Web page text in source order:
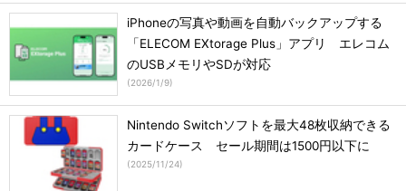
iPhoneの写真や動画を自動バックアップする
「ELECOM EXtorage Plus」アプリ エレコム
のUSBメモリやSDが対応
(2026/1/9)
Nintendo Switchソフトを最大48枚収納できる
カードケース セール期間は1500円以下に
(2025/11/24)